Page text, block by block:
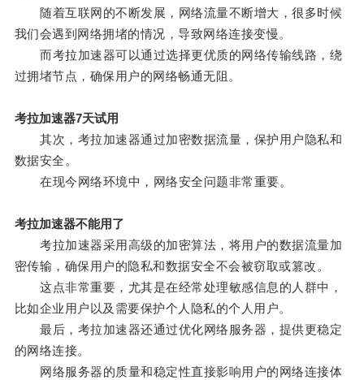
随着互联网的不断发展，网络流量不断增大，很多时候
我们会遇到网络拥堵的情况，导致网络连接变慢。
而考拉加速器可以通过选择更优质的网络传输线路，绕
过拥堵节点，确保用户的网络畅通无阻。
考拉加速器7天试用
其次，考拉加速器通过加密数据流量，保护用户隐私和
数据安全。
在现今网络环境中，网络安全问题非常重要。
考拉加速器不能用了
考拉加速器采用高级的加密算法，将用户的数据流量加
密传输，确保用户的隐私和数据安全不会被窃取或篡改。
这点非常重要，尤其是在经常处理敏感信息的人群中，
比如企业用户以及需要保护个人隐私的个人用户。
最后，考拉加速器还通过优化网络服务器，提供更稳定
的网络连接。
网络服务器的质量和稳定性直接影响用户的网络连接体